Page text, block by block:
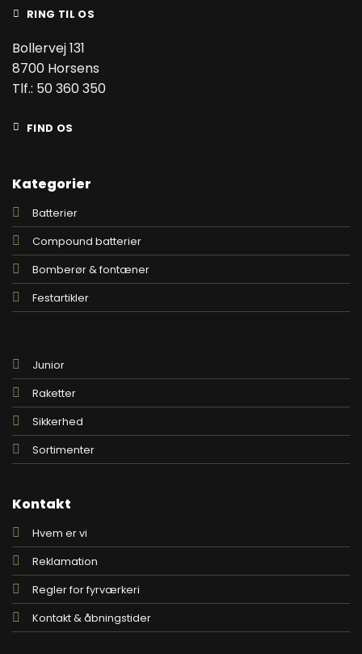
RING TIL OS
Bollervej 131
8700 Horsens
Tlf.: 50 360 350
FIND OS
Kategorier
Batterier
Compound batterier
Bomberør & fontæner
Festartikler
Junior
Raketter
Sikkerhed
Sortimenter
Kontakt
Hvem er vi
Reklamation
Regler for fyrværkeri
Kontakt & åbningstider